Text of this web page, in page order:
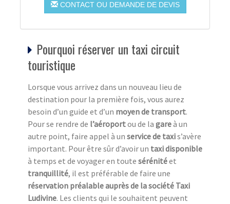
CONTACT OU DEMANDE DE DEVIS
Pourquoi réserver un taxi circuit
touristique
Lorsque vous arrivez dans un nouveau lieu de
destination pour la première fois, vous aurez
besoin d’un guide et d’un moyen de transport.
Pour se rendre de l’aéroportou de la gareà un
autre point, faire appel à un service de taxis’avère
important. Pour être sûr d’avoir un taxi disponible
à temps et de voyager en toute sérénitéet
tranquillité, il est préférable de faire une
réservation préalable auprès de la société Taxi
Ludivine. Les clients qui le souhaitent peuvent